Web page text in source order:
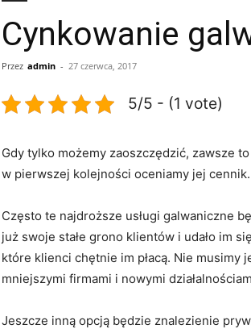
Cynkowanie
Przez admin - 27 czerwca, 2017
5/5 - (1 vote)
Gdy tylko możemy zaoszczędzić, zawsze
w pierwszej kolejności oceniamy jej
Często te najdroższe usługi galwaniczne
już swoje stałe grono klientów i udało im
które klienci chętnie im płacą. Nie musimy
mniejszymi firmami i nowymi
Jeszcze inną opcją będzie znalezienie